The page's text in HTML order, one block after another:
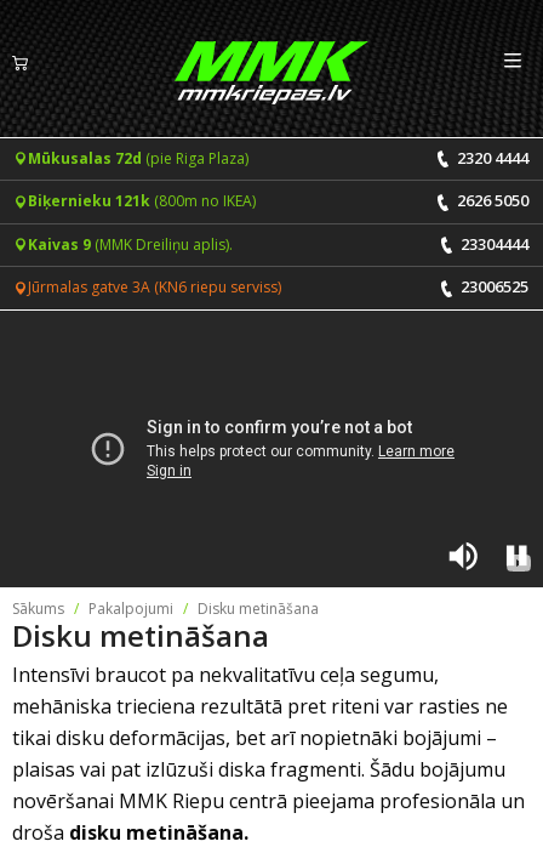
Riepas
Vasaras riepas
Ziemas riepas
Pakalpojumi
Riepu montāža un balansēšana
Disku remonts
Riepu un disku tirdzniecība
Savirzes regulēšana
Kondicionieru uzpilde
TPMS sensoru programmēšana
Riepu glabāšana
Vakances
Jaunumi
Riepu apzīmējumi
Riepu kalkulators
Biežāk uzdotie jautājumi
MMK Riepas
Atsauksmes
Foto
Kontakti
LV EN
Mūkusalas 72d (pie Riga Plaza) 2320 4444
Biķernieku 121k (800m no IKEA) 2626 5050
Kaivas 9 (MMK Dreiliņu aplis). 23304444
Jūrmalas gatve 3A (KN6 riepu serviss) 23006525
Sākums / Pakalpojumi / Disku metināšana
Disku metināšana
Intensīvi braucot pa nekvalitatīvu ceļa segumu,
mehāniska trieciena rezultātā pret riteni var rasties ne
tikai disku deformācijas, bet arī nopietnāki bojājumi –
plaisas vai pat izlūzuši diska fragmenti. Šādu bojājumu
novēršanai MMK Riepu centrā pieejama profesionāla un
droša disku metināšana.